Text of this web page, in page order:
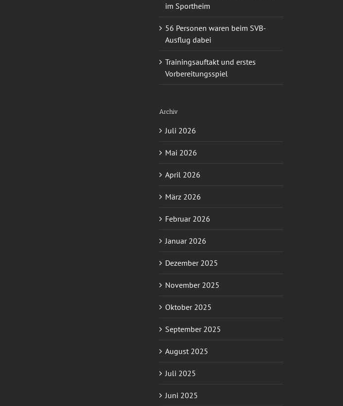
im Sportheim
56 Personen waren beim SVB-
Ausflug dabei
Trainingsauftakt und erstes
Vorbereitungsspiel
Archiv
Juli 2026
Mai 2026
April 2026
März 2026
Februar 2026
Januar 2026
Dezember 2025
November 2025
Oktober 2025
September 2025
August 2025
Juli 2025
Juni 2025